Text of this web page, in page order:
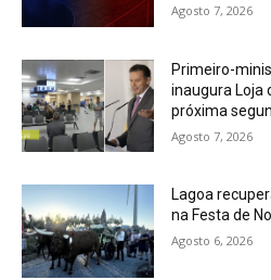
Agosto 7, 2026
Primeiro-
inaugura Loja
próxima
Agosto 7, 2026
Lagoa
na Festa de
Agosto 6, 2026